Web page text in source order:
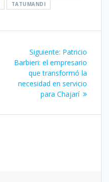
TATUMANDI
Siguiente: Siguiente
entrada:
Patricio
Barbieri: el empresario
que transformó la
necesidad en servicio
para Chajarí